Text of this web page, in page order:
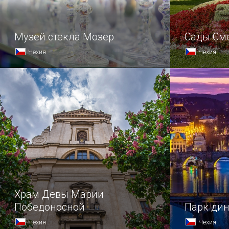
Музей стекла Мозер
Чехия
Сады
Чехия
Среди
пышных и
времена
Вар
Сметаны —
Храм Девы Марии
Победоносной
Чехия
Парк
Чехия